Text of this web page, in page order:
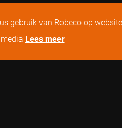
gebruik van Robeco op
Lees meer